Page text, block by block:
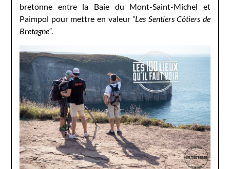
bretonne entre la Baie du Mont-Saint-Michel et
Paimpol pour mettre en valeur“Les Sentiers Côtiers de
Bretagne”.